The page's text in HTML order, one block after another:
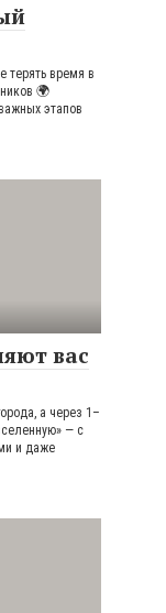
терять время в
🌍
этапов
вас
а через 1–
— с
и даже